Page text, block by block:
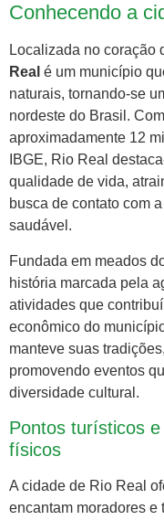
Conhecendo a
Localizada no coração
Real é um município
naturais, tornando-se
nordeste do Brasil.
aproximadamente 12
IBGE, Rio Real
qualidade de vida,
busca de contato com
saudável.
Fundada em meados
história marcada pela
atividades que
econômico do
manteve suas
promovendo eventos
diversidade cultural.
Pontos turísticos
físicos
A cidade de Rio Real
encantam moradores e